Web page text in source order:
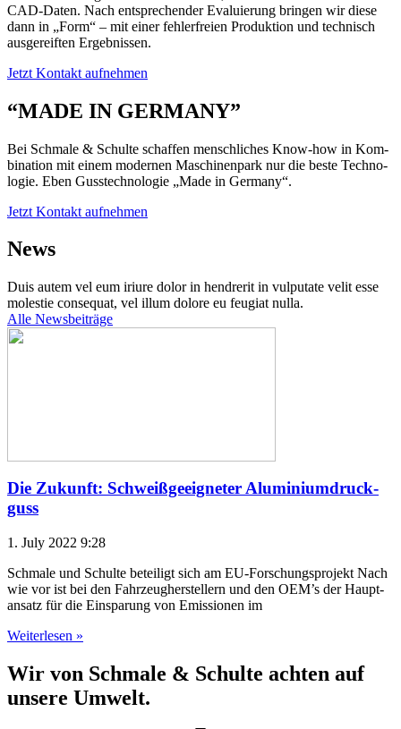
CAD-Daten. Nach ent­spre­chen­der Eva­lu­ie­rung brin­gen wir die­se
dann in „Form“ – mit einer feh­ler­frei­en Pro­duk­ti­on und tech­nisch
aus­ge­reif­ten Ergeb­nis­sen.
Jetzt Kon­takt auf­neh­men
“MADE IN GERMANY”
Bei Schma­le & Schul­te schaf­fen mensch­li­ches Know-how in Kom­
bi­na­ti­on mit einem moder­nen Maschi­nen­park nur die bes­te Tech­no­
lo­gie. Eben Guss­tech­no­lo­gie „Made in Ger­ma­ny“.
Jetzt Kon­takt auf­neh­men
News
Duis autem vel eum iri­ure dolor in hendre­rit in vul­pu­ta­te velit esse
moles­tie con­se­quat, vel illum dolo­re eu feu­gi­at nulla.
Alle News­bei­trä­ge
Die Zukunft: Schweiß­ge­eig­ne­ter Alu­mi­ni­um­druck­
guss
1. July 2022 9:28
Schma­le und Schul­te betei­ligt sich am EU-For­schungs­pro­jekt Nach
wie vor ist bei den Fahr­zeug­her­stel­lern und den OEM’s der Haupt­
an­satz für die Ein­spa­rung von Emis­sio­nen im
Wei­ter­le­sen »
Wir von Schma­le & Schul­te ach­ten auf
unse­re Umwelt.